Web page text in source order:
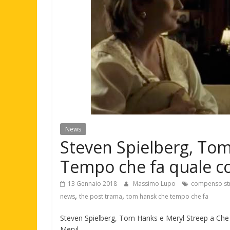
News
Steven Spielberg,
Tempo che fa quale
13 Gennaio 2018 Massimo Lupo compenso
news, the post trama, tom hansk che tempo che fa
Steven Spielberg, Tom Hanks e Meryl Streep a